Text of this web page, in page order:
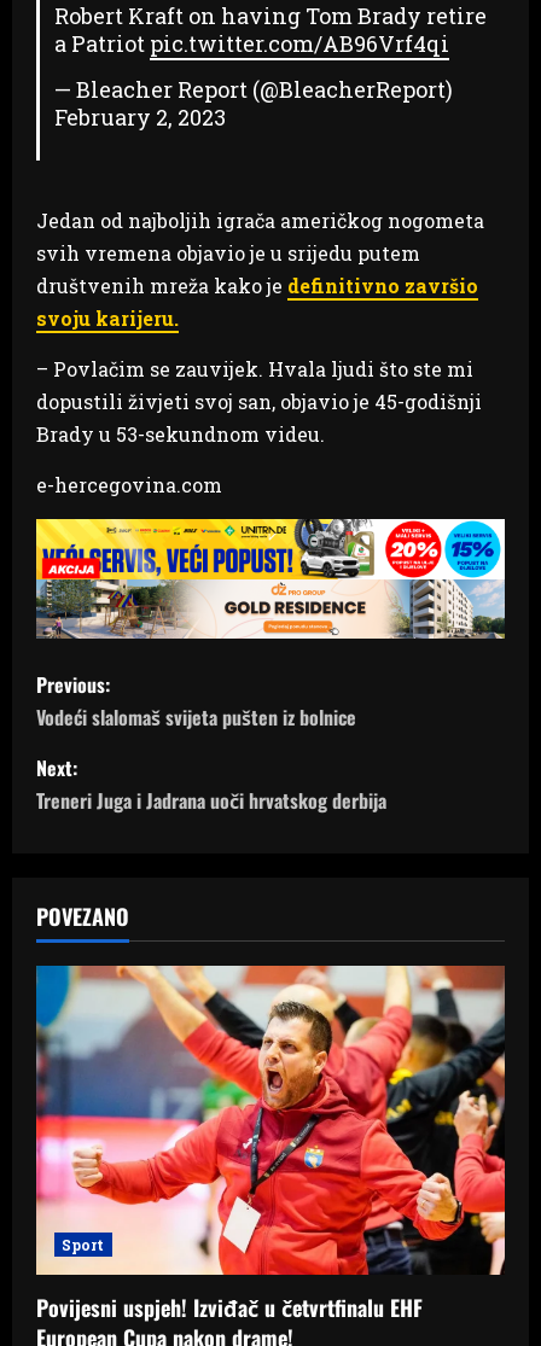
Robert Kraft on having Tom Brady retire
a Patriot pic.twitter.com/AB96Vrf4qi
— Bleacher Report (@BleacherReport)
February 2, 2023
Jedan od najboljih igrača američkog nogometa
svih vremena objavio je u srijedu putem
društvenih mreža kako je definitivno završio
svoju karijeru.
– Povlačim se zauvijek. Hvala ljudi što ste mi
dopustili živjeti svoj san, objavio je 45-godišnji
Brady u 53-sekundnom videu.
e-hercegovina.com
P
o
s
t
a
v
i
g
a
t
o
n
Previous:
Vodeći slalomaš svijeta pušten iz bolnice
Next:
Treneri Juga i Jadrana uoči hrvatskog derbija
POVEZANO
Sport
Povijesni uspjeh! Izviđač u četvrtfinalu EHF
European Cupa nakon drame!